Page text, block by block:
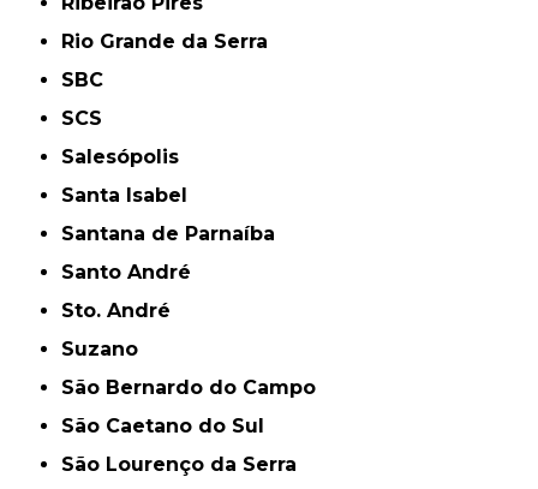
Rio Grande da Serra
SBC
SCS
Salesópolis
Santa Isabel
Santana de Parnaíba
Santo André
Sto. André
Suzano
São Bernardo do Campo
São Caetano do Sul
São Lourenço da Serra